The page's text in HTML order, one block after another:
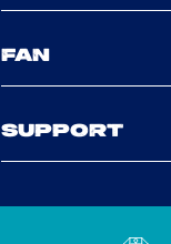
FAN
SUPPORT